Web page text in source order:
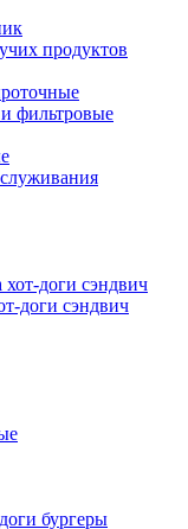
продуктов
фильтровые
доги сэндвич